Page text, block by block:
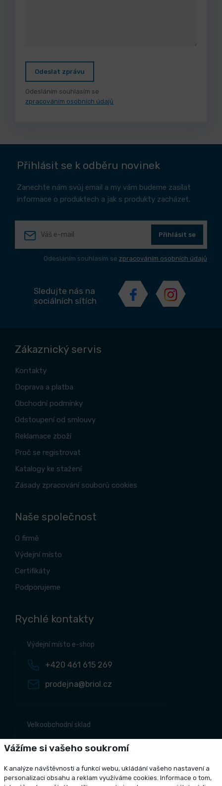
Odeslat zprávu
Odesláním souhlasím se
zpracováním osobních údajů
Přihlásit se k odběru novinek
Zanechte nám svůj email a my vám budeme zasílat
informace o produktech a jak s produkty zacházet.
Přihlásit se
Odesláním souhlasím se zpracováním osobních údajů
Sledujte nás na
sociálních sítích
Zákaznický servis
Kontakty
Doprava a platba
Obchodní podmínky
Odstoupení od smlouvy
Reklamace zboží
Proč se registrovat
Katalogy ke stažení
Zásady zpracování souborů cookies
Naše společnost
O firmě
Výdejní místo
Certifikáty
Podporujeme
Rychlé kontakty
Výdejní místo e-shop
+420 461 615 269
prodejna@briol.cz
Velkoobchodní sklad
+420 461 634 161
+420 461 634 381
odbyt@briol.cz
Vážíme si vašeho soukromí
K analýze návštěvnosti a funkcí webu, ukládání vašeho nastavení a
personalizaci obsahu a reklam využíváme cookies. Informace o tom,